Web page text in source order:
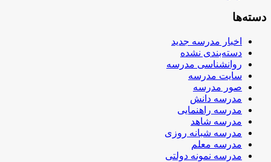
دسته‌ها
اخبار مدرسه جدید
دسته‌بندی نشده
روانشناسی مدرسه
سایت مدرسه
صور مدرسه
مدرسه دانش
مدرسه راهنمایی
مدرسه شاهد
مدرسه شبانه روزی
مدرسه معلم
مدرسه نمونه دولتی